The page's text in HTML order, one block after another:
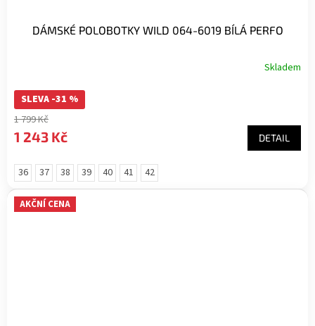
DÁMSKÉ POLOBOTKY WILD 064-6019 BÍLÁ PERFO
Skladem
SLEVA -31 %
1 799 Kč
1 243 Kč DETAIL
36 37 38 39 40 41 42
AKČNÍ CENA